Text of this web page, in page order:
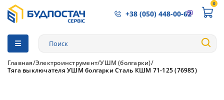
+38 (050) 448-00-62
0
Главная Электроинструмент УШМ (болгарки)
Тяга выключателя УШМ болгарки Сталь КШМ 71-125 (76985)